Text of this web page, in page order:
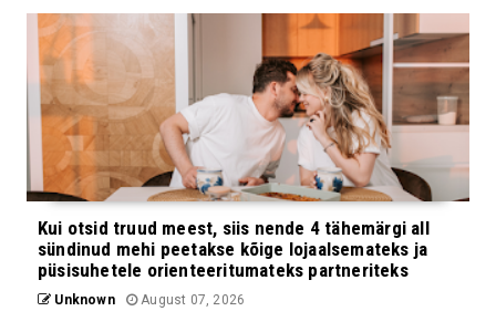
Kui otsid truud meest, siis nende 4 tähemärgi all
sündinud mehi peetakse kõige lojaalsemateks ja
püsisuhetele orienteeritumateks partneriteks
Unknown August 07, 2026